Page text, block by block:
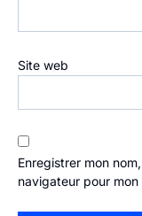
Site web
Enregistrer mon
navigateur pour